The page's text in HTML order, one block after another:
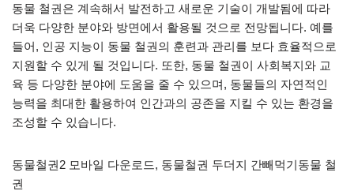
동물 철권은 계속해서 발전하고 새로운 기술이 개발됨에 따라
더욱 다양한 분야와 방면에서 활용될 것으로 전망됩니다. 예를
들어, 인공 지능이 동물 철권의 훈련과 관리를 보다 효율적으로
지원할 수 있게 될 것입니다. 또한, 동물 철권이 사회복지와 교
육 등 다양한 분야에 도움을 줄 수 있으며, 동물들의 자연적인
능력을 최대한 활용하여 인간과의 공존을 지킬 수 있는 환경을
조성할 수 있습니다.
동물철권2 모바일 다운로드, 동물철권 두더지 간빼먹기동물 철
권